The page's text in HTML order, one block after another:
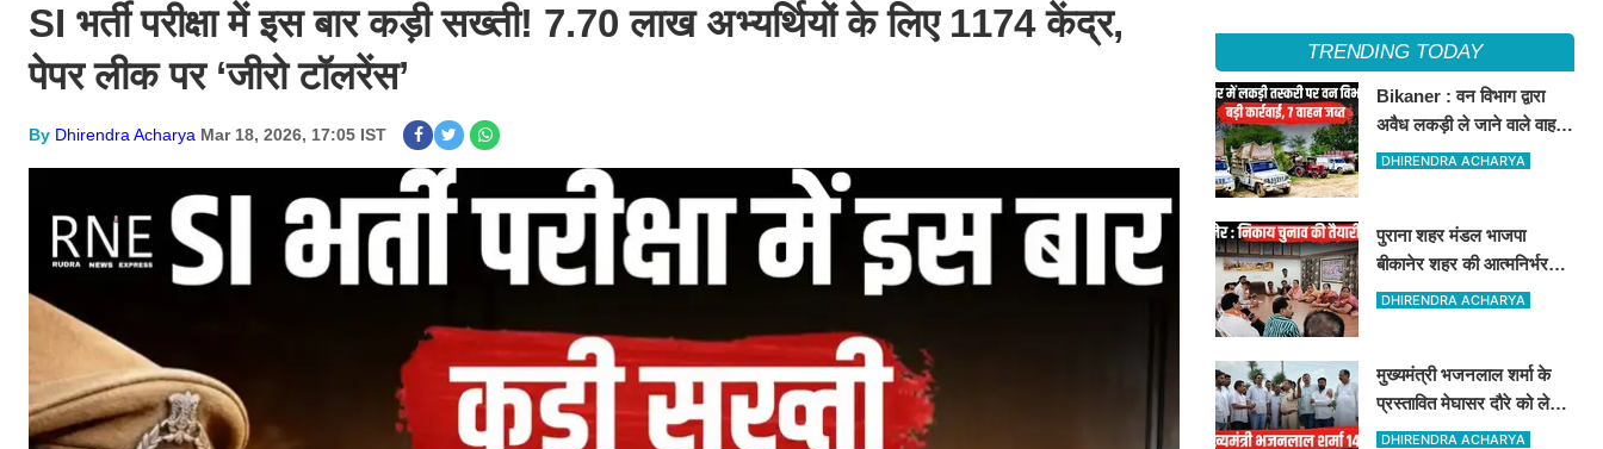
SI भर्ती परीक्षा में इस बार कड़ी सख्ती! 7.70 लाख अभ्यर्थियों के लिए 1174 केंद्र,
पेपर लीक पर ‘जीरो टॉलरेंस’
By Dhirendra Acharya Mar 18, 2026, 17:05 IST
TRENDING TODAY
Bikaner : वन विभाग द्वारा
अवैध लकड़ी ले जाने वाले वाहनों
पर बड़ी कार्रवाई, पिकअप,
DHIRENDRA ACHARYA
पुराना शहर मंडल भाजपा
बीकानेर शहर की आत्मनिर्भर
मंडल की अवधारणा को लेकर
DHIRENDRA ACHARYA
मुख्यमंत्री भजनलाल शर्मा के
प्रस्तावित मेघासर दौरे को लेकर
तैयारियां तेज, सभा स्थल का
DHIRENDRA ACHARYA